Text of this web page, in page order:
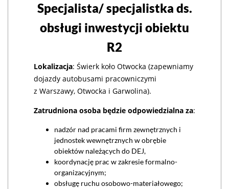
Specjalista/ specjalistka ds.
obsługi inwestycji obiektu
R2
Lokalizacja: Świerk koło Otwocka (zapewniamy
dojazdy autobusami pracowniczymi
z Warszawy, Otwocka i Garwolina).
Zatrudniona osoba będzie odpowiedzialna za:
nadzór nad pracami firm zewnętrznych i
jednostek wewnętrznych w obrębie
obiektów należących do DEJ,
koordynację prac w zakresie formalno-
organizacyjnym;
obsługę ruchu osobowo-materiałowego;